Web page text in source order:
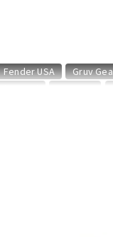
Fender USA Gruv